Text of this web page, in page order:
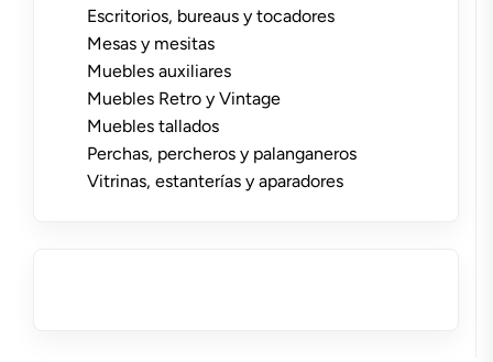
Escritorios, bureaus y tocadores
Mesas y mesitas
Muebles auxiliares
Muebles Retro y Vintage
Muebles tallados
Perchas, percheros y palanganeros
Vitrinas, estanterías y aparadores